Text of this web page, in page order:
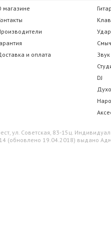
магазине
и оплата
Звук
DJ
ул. Советская, 83-15ц.
(обновлено 19.04.2018) выдано